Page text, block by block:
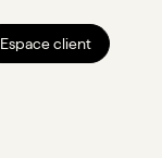
Espace client